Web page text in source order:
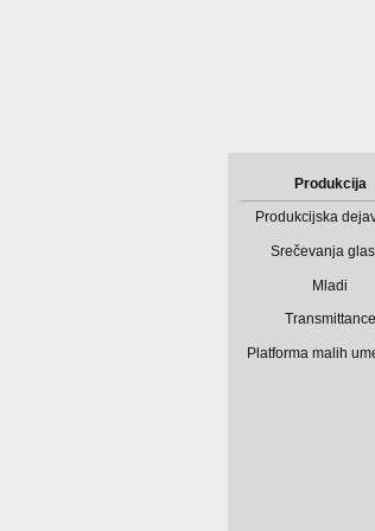
Produkcija
Produkcijska
Srečevanja
Mladi
Transmittance
Platforma malih